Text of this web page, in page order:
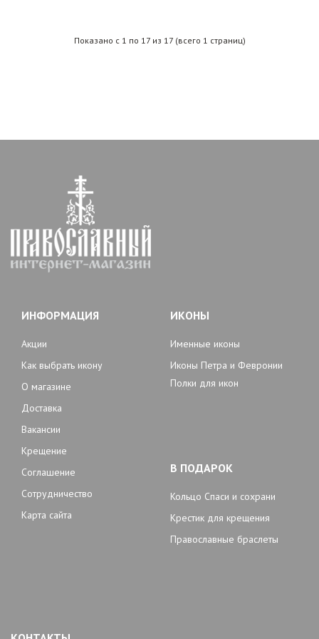
Показано с 1 по 17 из 17 (всего 1 страниц)
ИНФОРМАЦИЯ
Акции
Как выбрать икону
О магазине
Доставка
Вакансии
Крещение
Соглашение
Сотрудничество
Карта сайта
ИКОНЫ
Именные иконы
Иконы Петра и Февронии
Полки для икон
В ПОДАРОК
Кольцо Спаси и сохрани
Крестик для крещения
Православные браслеты